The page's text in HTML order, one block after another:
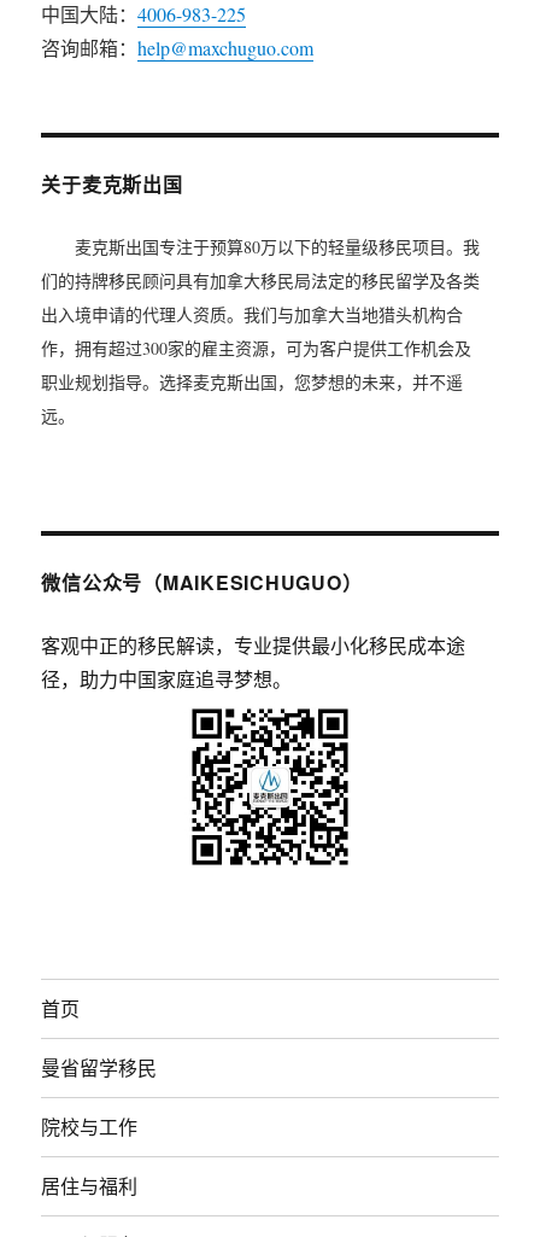
中国大陆：4006-983-225
咨询邮箱：help@maxchuguo.com
关于麦克斯出国
麦克斯出国专注于预算80万以下的轻量级移民项目。我
们的持牌移民顾问具有加拿大移民局法定的移民留学及各类
出入境申请的代理人资质。我们与加拿大当地猎头机构合
作，拥有超过300家的雇主资源，可为客户提供工作机会及
职业规划指导。选择麦克斯出国，您梦想的未来，并不遥
远。
微信公众号（MAIKESICHUGUO）
客观中正的移民解读，专业提供最小化移民成本途
径，助力中国家庭追寻梦想。
首页
曼省留学移民
院校与工作
居住与福利